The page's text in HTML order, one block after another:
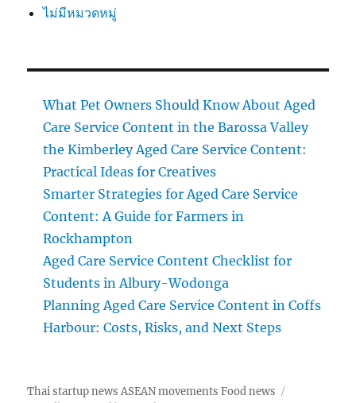
ไม่มีหมวดหมู่
What Pet Owners Should Know About Aged
Care Service Content in the Barossa Valley
the Kimberley Aged Care Service Content:
Practical Ideas for Creatives
Smarter Strategies for Aged Care Service
Content: A Guide for Farmers in
Rockhampton
Aged Care Service Content Checklist for
Students in Albury-Wodonga
Planning Aged Care Service Content in Coffs
Harbour: Costs, Risks, and Next Steps
Thai startup news ASEAN movements Food news